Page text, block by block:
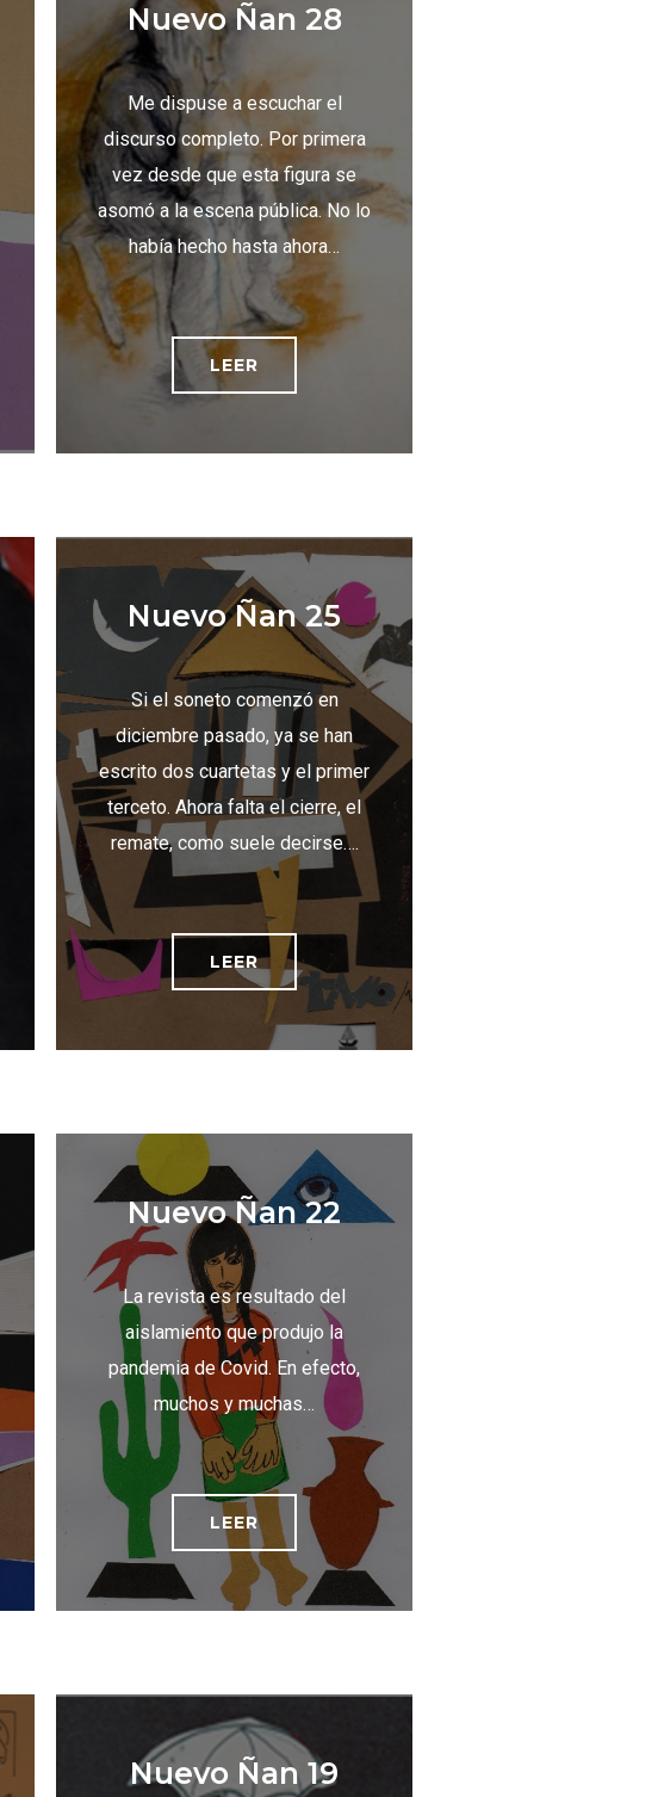
Nuevo Ñan 28
Me dispuse a escuchar el
discurso completo. Por primera
vez desde que esta figura se
asomó a la escena pública. No lo
había hecho hasta ahora…
LEER
Nuevo Ñan 25
Si el soneto comenzó en
diciembre pasado, ya se han
escrito dos cuartetas y el primer
terceto. Ahora falta el cierre, el
remate, como suele decirse….
LEER
Nuevo Ñan 22
La revista es resultado del
aislamiento que produjo la
pandemia de Covid. En efecto,
muchos y muchas…
LEER
Nuevo Ñan 19